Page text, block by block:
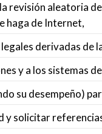
revisión aleatoria
haga de Internet,
derivadas de
y a los sistemas
su desempeño)
y solicitar